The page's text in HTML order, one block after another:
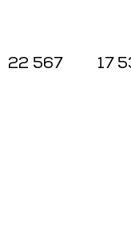
22 567 17